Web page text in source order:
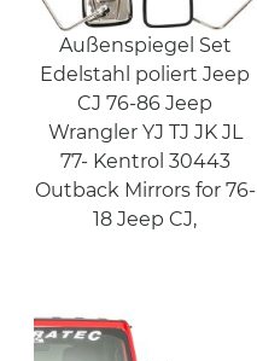
Außenspiegel Set
Edelstahl poliert Jeep
CJ 76-86 Jeep
Wrangler YJ TJ JK JL
77- Kentrol 30443
Outback Mirrors for 76-
18 Jeep CJ,